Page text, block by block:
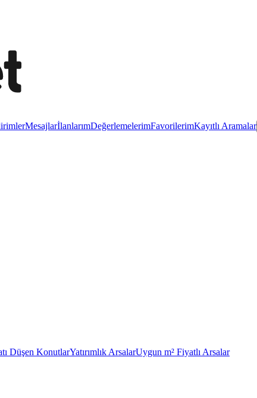
MesajlarİlanlarımDeğerlemelerimFavorilerimKayıtlı Aramalar
Düşen KonutlarYatırımlık ArsalarUygun m² Fiyatlı Arsalar